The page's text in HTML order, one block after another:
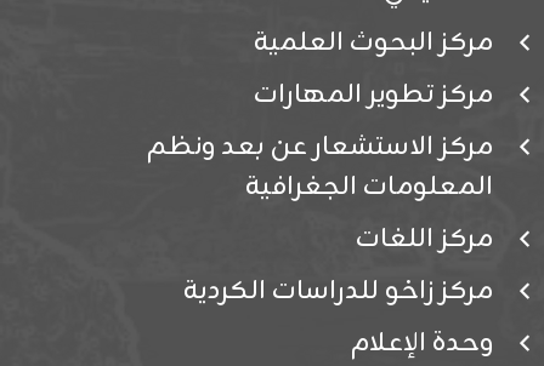
مركز البحوث العلمية
مركز تطوير المهارات
مركز الاستشعار عن بعد ونظم
المعلومات الجغرافية
مركز اللغات
مركز زاخو للدراسات الكردية
وحدة الإعلام